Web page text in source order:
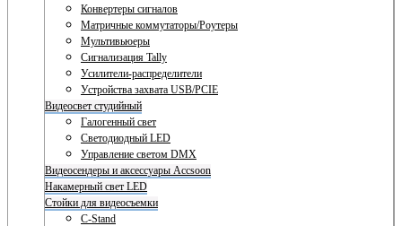
Конвертеры сигналов
Матричные коммутаторы/Роутеры
Мультивьюеры
Сигнализация Tally
Усилители-распределители
Устройства захвата USB/PCIE
Видеосвет студийный
Галогенный свет
Светодиодный LED
Управление светом DMX
Видеосендеры и аксессуары Accsoon
Накамерный свет LED
Стойки для видеосъемки
C-Stand